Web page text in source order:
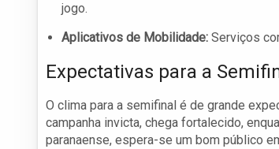
jogo.
Aplicativos de Mobilidade: Serviços
Expectativas para a
O clima para a semifinal é de grande
campanha invicta, chega fortalecido,
paranaense, espera-se um bom público